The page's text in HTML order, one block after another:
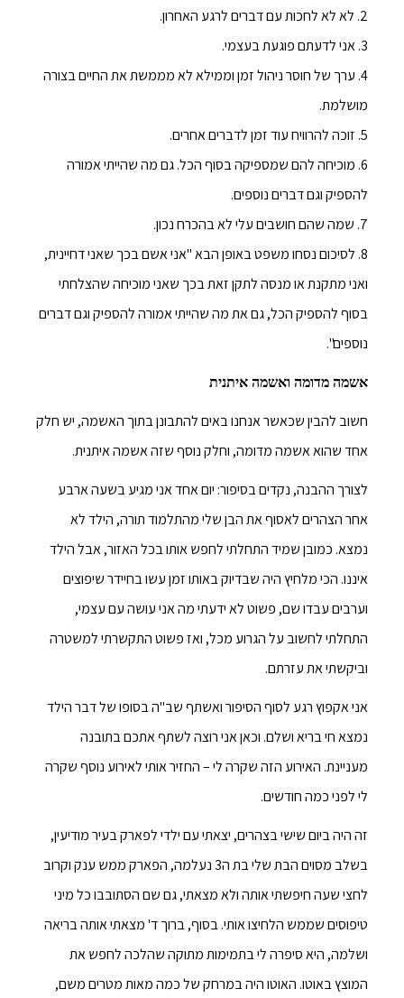
2. לא לא לחכות עם דברים לרגע האחרון.
3. אני לדעתם פוגעת בעצמי.
4. ערך של חוסר ניהול זמן וממילא לא מממשת את החיים בצורה
מושלמת.
5. זוכה להרוויח עוד זמן לדברים אחרים.
6. מוכיחה להם שמספיקה בסוף הכל. גם מה שהייתי אמורה
להספיק וגם דברים נוספים.
7. שמה שהם חושבים עלי לא בהכרח נכון.
8. לסיכום נסחו משפט באופן הבא "אני אשם בכך שאני דחיינית,
ואני מתקנת או מנסה לתקן זאת בכך שאני מוכיחה שהצלחתי
בסוף להספיק הכל, גם את מה שהייתי אמורה להספיק וגם דברים
נוספים".
אשמה מדומה ואשמה איתנית
חשוב להבין שכאשר אנחנו באים להתבונן בתוך האשמה, יש חלק
אחד שהוא אשמה מדומה, וחלק נוסף שזה אשמה איתנית.
לצורך ההבנה, נקדים בסיפור: יום אחד אני מגיע בשעה ארבע
אחר הצהרים לאסוף את הבן שלי מהתלמוד תורה, הילד לא
נמצא. כמובן שמיד התחלתי לחפש אותו בכל האזור, אבל הילד
איננו. הכי מלחיץ היה שבדיוק באותו זמן עשו בחיידר שיפוצים
וערבים עבדו שם, פשוט לא ידעתי מה אני עושה עם עצמי,
התחלתי לחשוב על הגרוע מכל, ואז פשוט התקשרתי למשטרה
וביקשתי את עזרתם.
אני אקפוץ רגע לסוף הסיפור ואשתף שב"ה בסופו של דבר הילד
נמצא חי בריא ושלם. וכאן אני רוצה לשתף אתכם בתובנה
מעניינת. האירוע הזה שקרה לי – החזיר אותי לאירוע נוסף שקרה
לי לפני כמה חודשים.
זה היה ביום שישי בצהרים, יצאתי עם ילדי לפארק בעיר מודיעין,
בשלב מסוים הבת שלי בת ה3 נעלמה, הפארק ממש ענק וקרוב
לחצי שעה חיפשתי אותה ולא מצאתי, גם שם הסתובבו כל מיני
טיפוסים שממש הלחיצו אותי. בסוף, ברוך ד' מצאתי אותה בריאה
ושלמה, היא סיפרה לי בתמימות מתוקה שהלכה לחפש את
המוצץ באוטו. האוטו היה במרחק של כמה מאות מטרים משם,